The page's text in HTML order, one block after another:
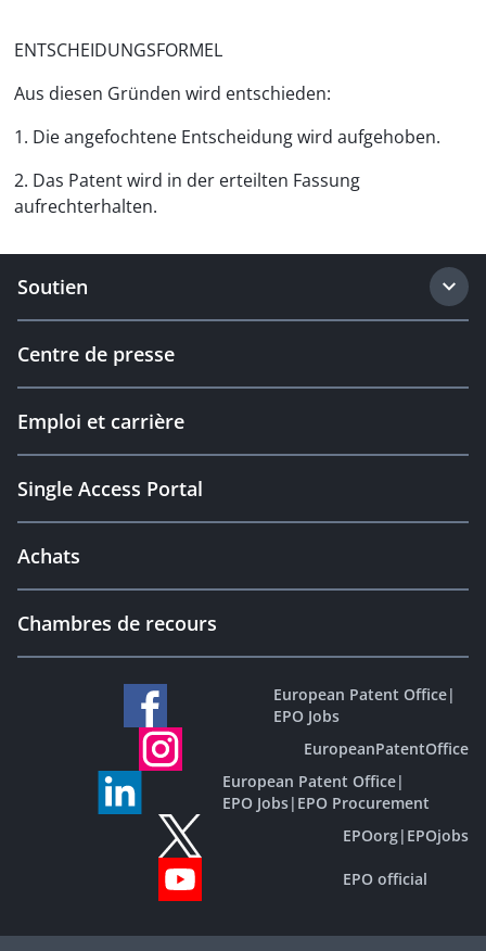
ENTSCHEIDUNGSFORMEL
Aus diesen Gründen wird entschieden:
1. Die angefochtene Entscheidung wird aufgehoben.
2. Das Patent wird in der erteilten Fassung
aufrechterhalten.
Soutien
Centre de presse
Emploi et carrière
Single Access Portal
Achats
Chambres de recours
European Patent Office|
EPO Jobs
EuropeanPatentOffice
European Patent Office|
EPO Jobs| EPO Procurement
EPOorg| EPOjobs
EPO official